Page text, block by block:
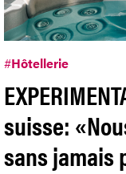
#Hôtellerie
suisse:
sans jamais